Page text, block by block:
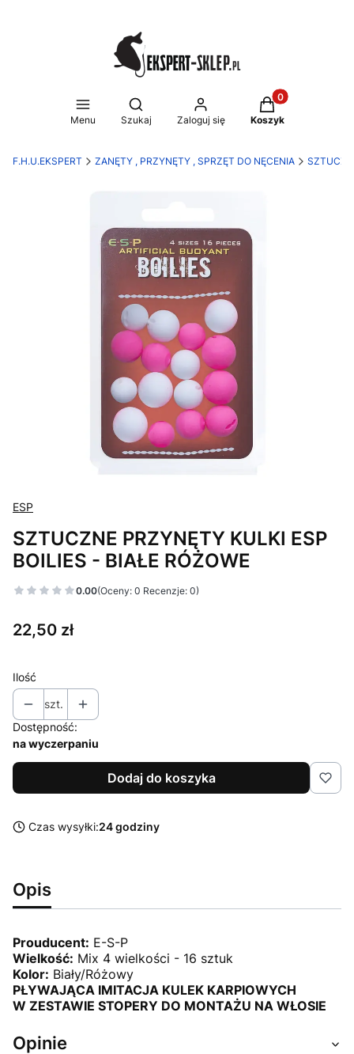
Menu
Otwórz wyszukiwarkę
Szukaj Zaloguj się
Produkty w
Koszyk
F.H.U.EKSPERT ZANĘTY , PRZYNĘTY , SPRZĘT DO NĘCENIA
ESP
SZTUCZNE PRZYNĘTY KULKI ESP
BOILIES - BIAŁE RÓŻOWE
0.00(Oceny: 0 Recenzje: 0)
Cena
22,50 zł
Ilość
szt.
Dostępność:
na wyczerpaniu
Dodaj do koszyka
Czas wysyłki:24 godziny
Opis
Prouducent: E-S-P
Wielkość: Mix 4 wielkości - 16 sztuk
Kolor: Biały/Różowy
PŁYWAJĄCA IMITACJA KULEK KARPIOWYCH
W ZESTAWIE STOPERY DO MONTAŻU NA WŁOSIE
Opinie